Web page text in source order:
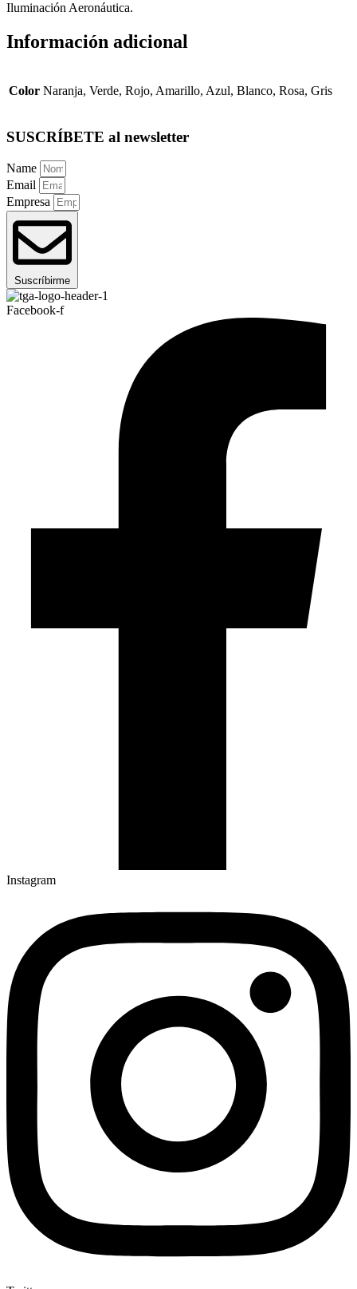
Iluminación Aeronáutica.
Información adicional
Color Naranja, Verde, Rojo, Amarillo, Azul, Blanco, Rosa, Gris
SUSCRÍBETE al newsletter
Name
Email
Empresa
Suscríbirme
Facebook-f
Instagram